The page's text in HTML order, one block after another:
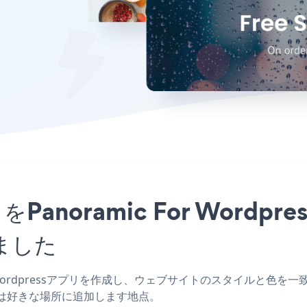
Panoramic For
した
アプリを作成し、ウェブサイトのスタイルと色を
きな場所に追加します地点。